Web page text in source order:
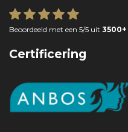
Beoordeeld met een 5/5 uit
Certificering